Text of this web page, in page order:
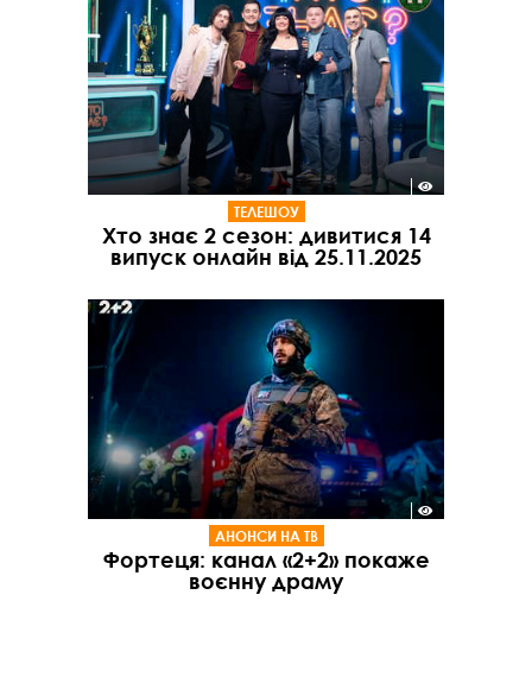
ТЕЛЕШОУ
Хто знає 2 сезон: дивитися 14
випуск онлайн від 25.11.2025
АНОНСИ НА ТВ
Фортеця: канал «2+2» покаже
воєнну драму